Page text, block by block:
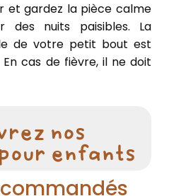
et gardez la pièce calme
des nuits paisibles. La
de votre petit bout est
cas de fièvre, il ne doit
nos
enfants